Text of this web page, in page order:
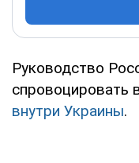
Руководство
спровоцировать
внутри Украины.